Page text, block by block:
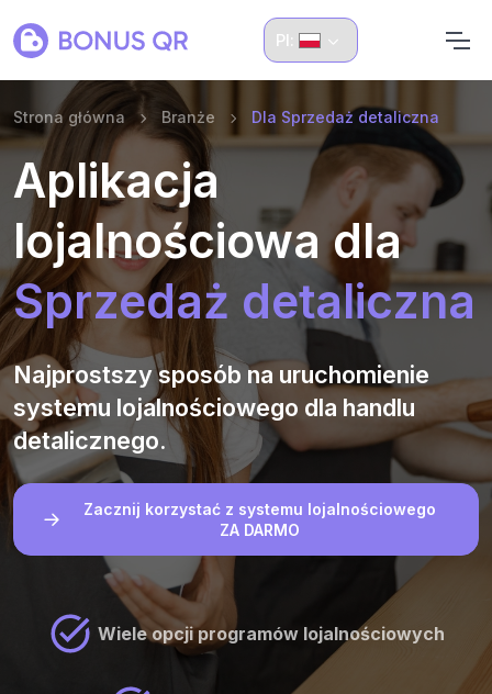
Pl:
Strona główna Branże Dla Sprzedaż detaliczna
Aplikacja
lojalnościowa dla
Sprzedaż detaliczna
Najprostszy sposób na uruchomienie
systemu lojalnościowego dla handlu
detalicznego.
Zacznij korzystać z systemu lojalnościowego
ZA DARMO
Wiele opcji programów lojalnościowych